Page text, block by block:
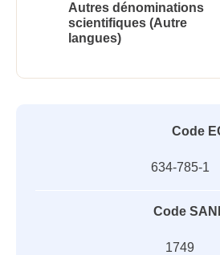
Autres dénominations
scientifiques (Autre
langues)
Code
634-785-1
Code
1749